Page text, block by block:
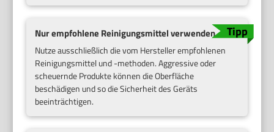
Nur empfohlene Reinigungsmittel verwenden
Nutze ausschließlich die vom Hersteller empfohlenen
Reinigungsmittel und -methoden. Aggressive oder
scheuernde Produkte können die Oberfläche
beschädigen und so die Sicherheit des Geräts
beeinträchtigen.